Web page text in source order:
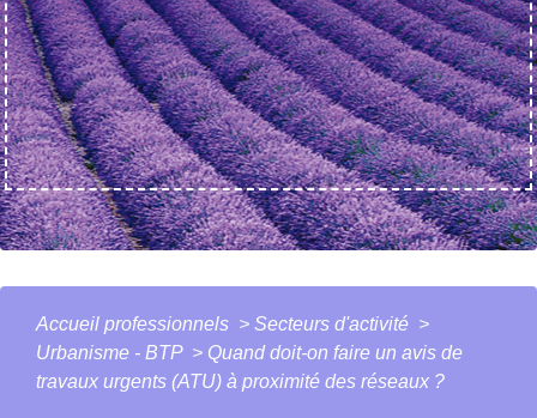
Accueil professionnels > Secteurs d'activité >
Urbanisme - BTP > Quand doit-on faire un avis de
travaux urgents (ATU) à proximité des réseaux ?